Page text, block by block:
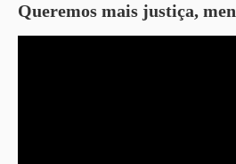
Queremos mais justiça,